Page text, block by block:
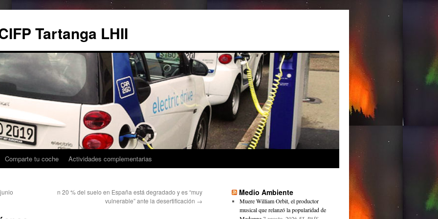
Tartanga LHII
Comparte tu coche Actividades complementarias
n 20 % del suelo en España está degradado y es “muy
vulnerable” ante la desertificación →
Medio Ambiente
Muere William Orbit, el productor
musical que relanzó la popularidad de